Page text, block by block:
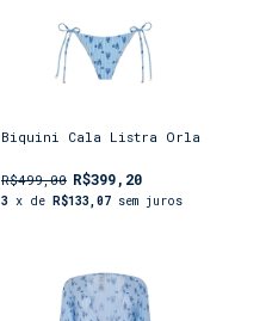
Biquini Cala Listra Orla
R$499,00 R$399,20
3 x de R$133,07 sem juros